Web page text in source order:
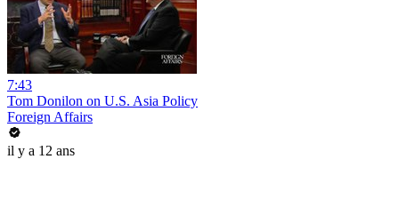
7:43
Tom Donilon on U.S. Asia Policy
Foreign Affairs
il y a 12 ans